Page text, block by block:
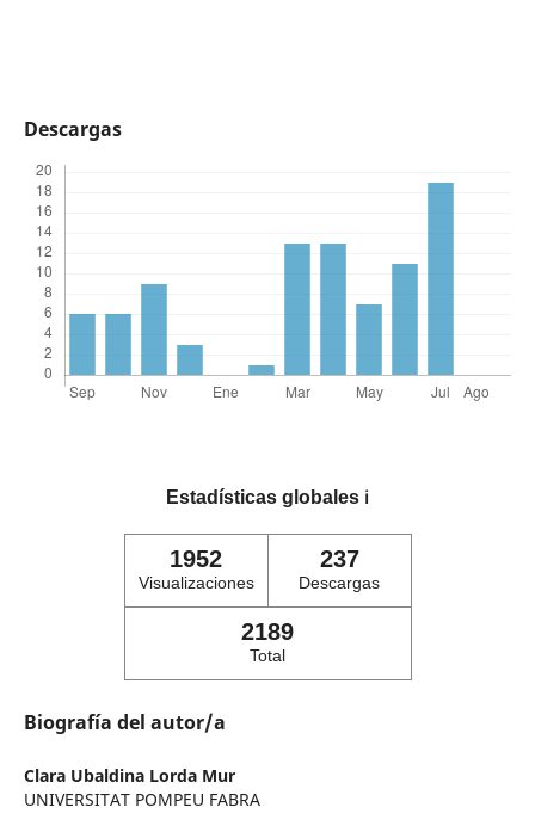
Descargas
Estadísticas globales ℹ️
1952
Visualizaciones
237
Descargas
2189
Total
Biografía del autor/a
Clara Ubaldina Lorda Mur
UNIVERSITAT POMPEU FABRA